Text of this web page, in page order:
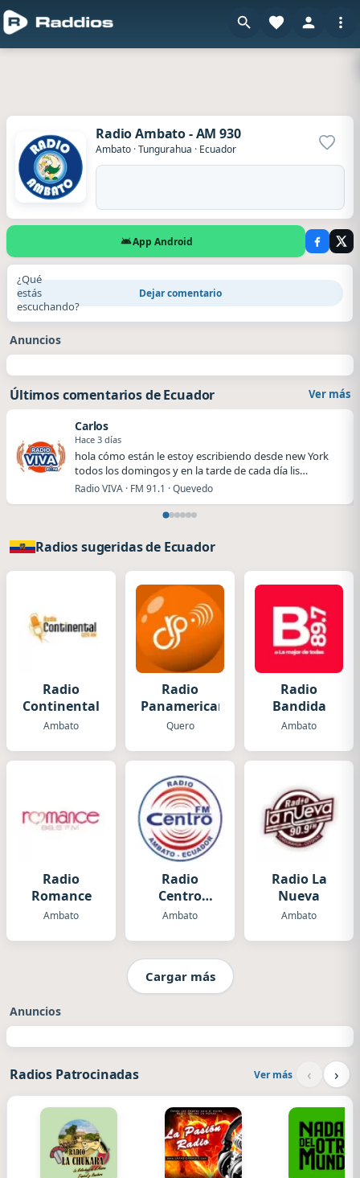
Radio Ambato - AM 930
Ambato ·Tungurahua · Ecuador
App Android
¿Qué
estás
escuchando?
Dejar comentario
Anuncios
Últimos comentarios de Ecuador Ver más
Carlos
Hace 3 días
hola cómo están le estoy escribiendo desde new York
todos los domingos y en la tarde de cada día lis…
Radio VIVA · FM 91.1 · Quevedo
Radios sugeridas de Ecuador
Radio
Continental
Ambato
Radio
Panamericana
Quero
Radio
Bandida
Ambato
Radio
Romance
Ambato
Radio
Centro
Ambato FM
Ambato
Radio La
Nueva
Ambato
Cargar más
Anuncios
Radios Patrocinadas Ver más ‹ ›